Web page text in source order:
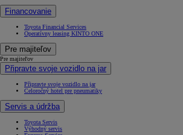
Financovanie
Toyota Financial Services
Operatívny leasing KINTO ONE
Pre majiteľov
Pre majiteľov
Připravte svoje vozidlo na jar
Připravte svoje vozidlo na jar
Celoročný hotel pre pneumatiky
Servis a údržba
Toyota Servis
Výhodný servis